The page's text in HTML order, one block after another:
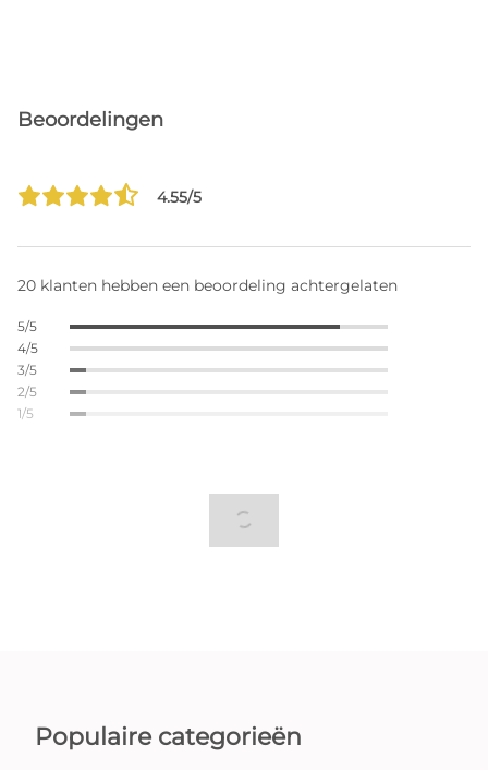
Beoordelingen
4.55/5
20 klanten hebben een beoordeling achtergelaten
5/5
4/5
3/5
2/5
1/5
Populaire categorieën